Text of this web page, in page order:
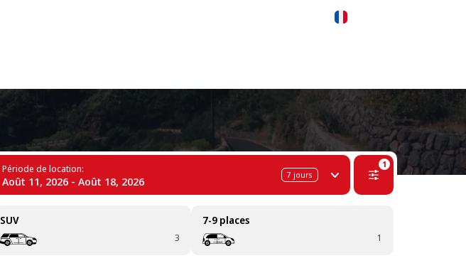
Période de location:
Août 11, 2026 - Août 18, 2026 7 jours
1
SUV
3
7-9 places
1